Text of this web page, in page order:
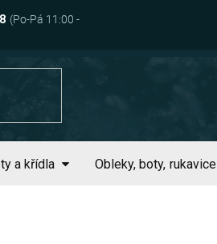
a křídla Obleky, boty, rukavice